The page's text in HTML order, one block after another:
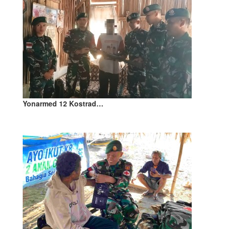
Yonarmed 12 Kostrad…